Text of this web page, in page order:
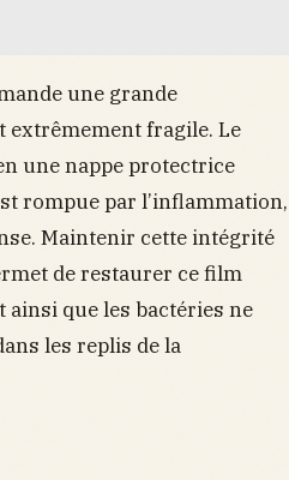
une grande
extrêmement fragile. Le
une nappe protectrice
rompue par l’inflammation,
Maintenir cette intégrité
de restaurer ce film
que les bactéries ne
les replis de la